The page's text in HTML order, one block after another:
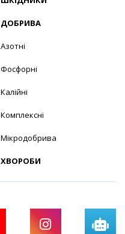
ДОБРИВА
Азотні
Фосфорні
Калійні
Комплексні
Мікродобрива
ХВОРОБИ